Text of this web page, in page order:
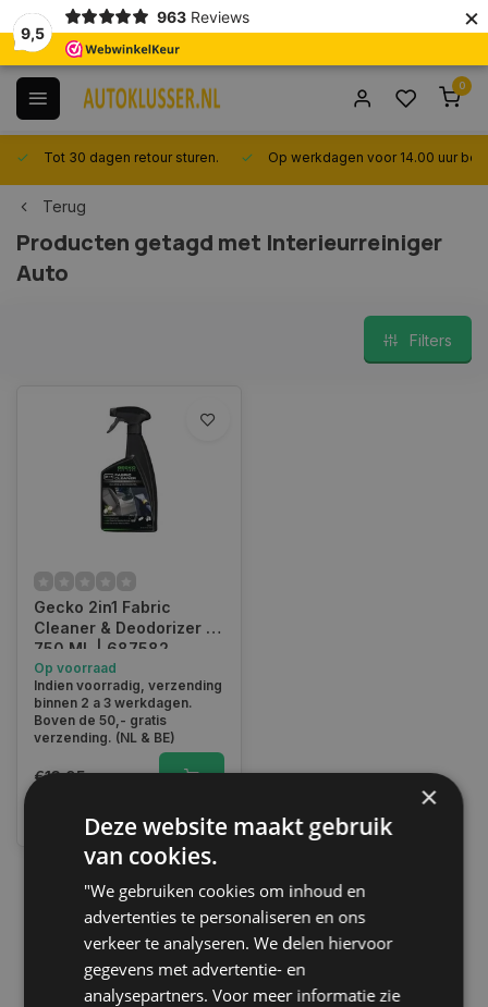
9,5
963 Reviews ×
0
Tot 30 dagen retour sturen. Op werkdagen voor 14.00 uur
Terug
Producten getagd met Interieurreiniger
Auto
Filters
Gecko 2in1 Fabric
Cleaner & Deodorizer |
750 ML | 687582
Op voorraad
Indien voorradig, verzending
binnen 2 a 3 werkdagen.
Boven de 50,- gratis
verzending. (NL & BE)
€13,95
Vergelijk
×
Deze website maakt gebruik
van cookies.
"We gebruiken cookies om inhoud en
advertenties te personaliseren en ons
verkeer te analyseren. We delen hiervoor
gegevens met advertentie- en
analysepartners. Voor meer informatie zie